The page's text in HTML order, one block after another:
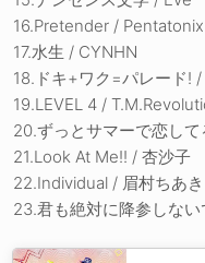
16.Pretender / Pentatonix
17.水生 / CYNHN
18.ドキ+ワク=パレード!
19.LEVEL 4 /
20.ずっとサマーで恋し
21.Look At Me!! / 杏沙子
22.Individual / 眉村ちあき
23.君も絶対に降参しな